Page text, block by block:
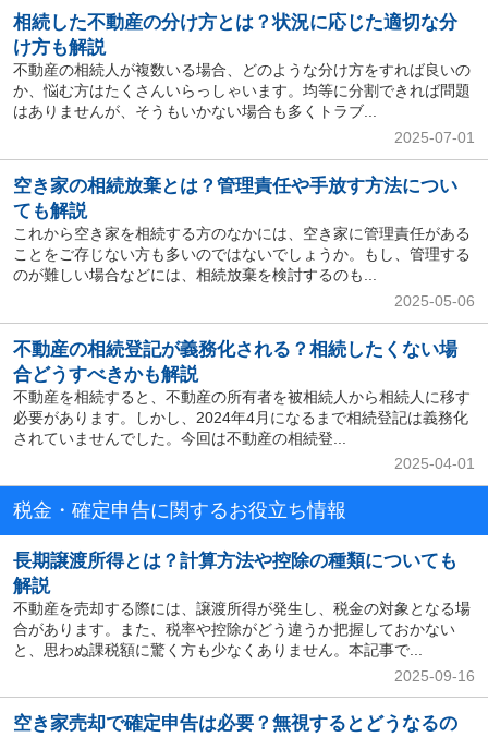
相続した不動産の分け方とは？状況に応じた適切な分
け方も解説
不動産の相続人が複数いる場合、どのような分け方をすれば良いの
か、悩む方はたくさんいらっしゃいます。均等に分割できれば問題
はありませんが、そうもいかない場合も多くトラブ...
2025-07-01
空き家の相続放棄とは？管理責任や手放す方法につい
ても解説
これから空き家を相続する方のなかには、空き家に管理責任がある
ことをご存じない方も多いのではないでしょうか。もし、管理する
のが難しい場合などには、相続放棄を検討するのも...
2025-05-06
不動産の相続登記が義務化される？相続したくない場
合どうすべきかも解説
不動産を相続すると、不動産の所有者を被相続人から相続人に移す
必要があります。しかし、2024年4月になるまで相続登記は義務化
されていませんでした。今回は不動産の相続登...
2025-04-01
税金・確定申告に関するお役立ち情報
長期譲渡所得とは？計算方法や控除の種類についても
解説
不動産を売却する際には、譲渡所得が発生し、税金の対象となる場
合があります。また、税率や控除がどう違うか把握しておかない
と、思わぬ課税額に驚く方も少なくありません。本記事で...
2025-09-16
空き家売却で確定申告は必要？無視するとどうなるの